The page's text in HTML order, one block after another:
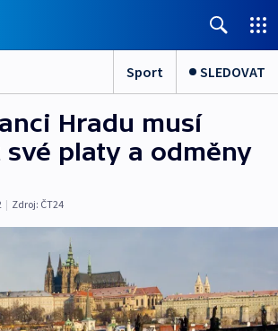
Sport SLEDOVAT
Hradu musí
platy a odměny
| Zdroj: ČT24